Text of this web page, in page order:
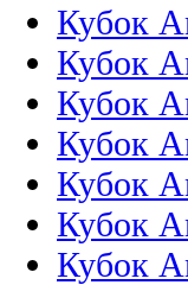
Кубок
Кубок
Кубок
Кубок
Кубок
Кубок
Кубок